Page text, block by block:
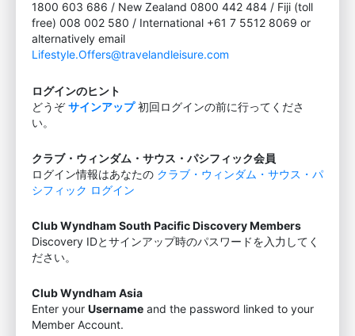
1800 603 686 / New Zealand 0800 442 484 / Fiji (toll
free) 008 002 580 / International +61 7 5512 8069 or
alternatively email
Lifestyle.Offers@travelandleisure.com
ログインのヒント
どうぞサインアップ初回ログインの前に行ってくださ
い。
クラブ・ウィンダム・サウス・パシフィック会員
ログイン情報はあなたの クラブ・ウィンダム・サウス・パ
シフィック ログイン
Club Wyndham South Pacific Discovery Members
Discovery IDとサインアップ時のパスワードを入力してく
ださい。
Club Wyndham Asia
Enter your Username and the password linked to your
Member Account.